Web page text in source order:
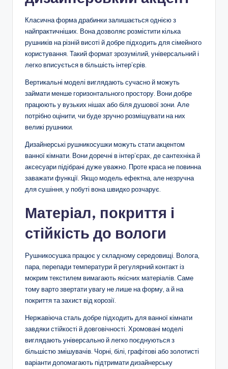
Класична форма драбинки залишається однією з
найпрактичніших. Вона дозволяє розмістити кілька
рушників на різній висоті й добре підходить для сімейного
користування. Такий формат зрозумілий, універсальний і
легко вписується в більшість інтер’єрів.
Вертикальні моделі виглядають сучасно й можуть
займати менше горизонтального простору. Вони добре
працюють у вузьких нішах або біля душової зони. Але
потрібно оцінити, чи буде зручно розміщувати на них
великі рушники.
Дизайнерські рушникосушки можуть стати акцентом
ванної кімнати. Вони доречні в інтер’єрах, де сантехніка й
аксесуари підібрані дуже уважно. Проте краса не повинна
заважати функції. Якщо модель ефектна, але незручна
для сушіння, у побуті вона швидко розчарує.
Матеріал, покриття і
стійкість до вологи
Рушникосушка працює у складному середовищі. Волога,
пара, перепади температури й регулярний контакт із
мокрим текстилем вимагають якісних матеріалів. Саме
тому варто звертати увагу не лише на форму, а й на
покриття та захист від корозії.
Нержавіюча сталь добре підходить для ванної кімнати
завдяки стійкості й довговічності. Хромовані моделі
виглядають універсально й легко поєднуються з
більшістю змішувачів. Чорні, білі, графітові або золотисті
варіанти допомагають підтримати дизайнерську